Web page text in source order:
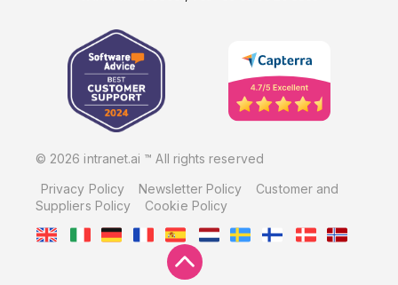
© 2026 intranet.ai ™ All rights reserved
Privacy Policy
Newsletter Policy
Customer and
Suppliers Policy
Cookie Policy